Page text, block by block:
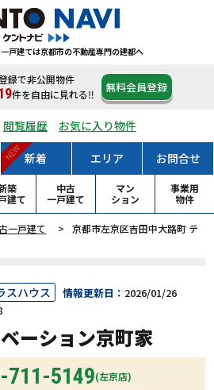
戸建ては京都市の不動産専門の建都へ
録で非公開物件
件を自由に見れる‼ 無料会員登録
閲覧履歴 お気に入り物件
新着
NEW エリア お問合せ
築
建て
中古
一戸建て
マン
ション
事業用
物件
一戸建て
京都市左京区吉田中大路町 テ
スハウス 情報更新日： 2026/01/26
ーション京町家
711-5149(左京店)